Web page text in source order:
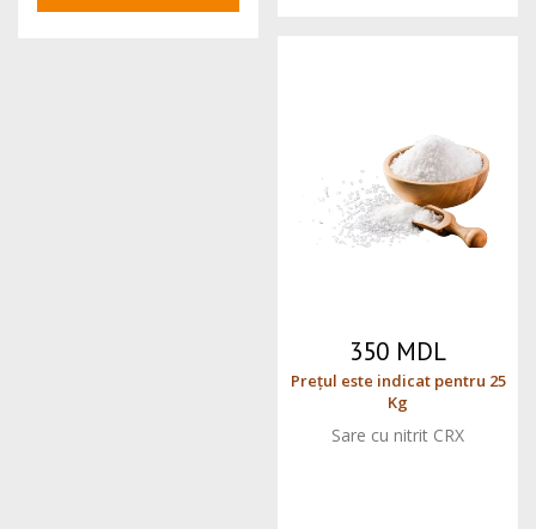
350 MDL
Prețul este indicat pentru 25
Kg
Sare cu nitrit CRX